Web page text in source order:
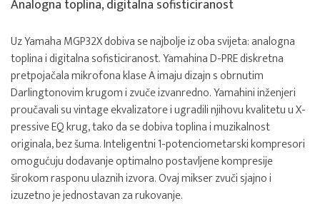
Analogna toplina, digitalna sofisticiranost
Uz Yamaha MGP32X dobiva se najbolje iz oba svijeta: analogna
toplina i digitalna sofisticiranost. Yamahina D-PRE diskretna
pretpojačala mikrofona klase A imaju dizajn s obrnutim
Darlingtonovim krugom i zvuče izvanredno. Yamahini inženjeri
proučavali su vintage ekvalizatore i ugradili njihovu kvalitetu u X-
pressive EQ krug, tako da se dobiva toplina i muzikalnost
originala, bez šuma. Inteligentni 1-potenciometarski kompresori
omogućuju dodavanje optimalno postavljene kompresije
širokom rasponu ulaznih izvora. Ovaj mikser zvuči sjajno i
izuzetno je jednostavan za rukovanje.